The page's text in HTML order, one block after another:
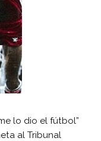
lo dio el fútbol”
al Tribunal